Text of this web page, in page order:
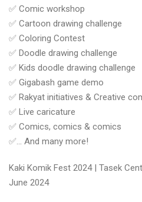
✅ Comic workshop
✅ Cartoon drawing challenge
✅ Coloring Contest
✅ Doodle drawing challenge
✅ Kids doodle drawing challenge
✅ Gigabash game demo
✅ Rakyat initiatives & Creative
✅ Live caricature
✅ Comics, comics & comics
✅… And many more!
Kaki Komik Fest 2024 | Tasek
June 2024